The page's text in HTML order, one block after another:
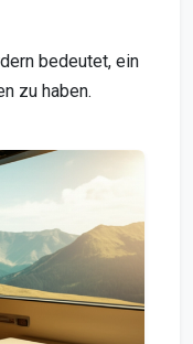
bedeutet, ein
zu haben.